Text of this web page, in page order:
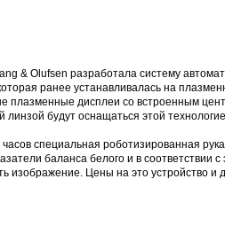
& Olufsen разработала систему
ранее устанавливалась на
плазменные дисплеи со встроенным
линзой будут оснащаться этой
специальная роботизированная
баланса белого и в соответствии
изображение. Цены на это устройство